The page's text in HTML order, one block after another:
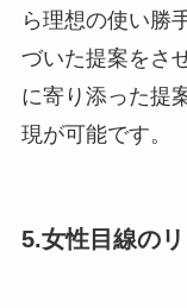
ら理想の使い勝
づいた提案をさ
に寄り添った提
現が可能です。
5.女性目線の